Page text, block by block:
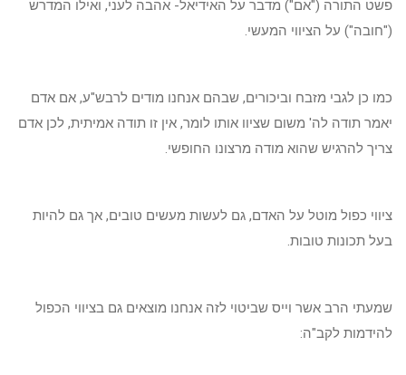
פשט התורה ("אם") מדבר על האידיאל- אהבה לעני, ואילו המדרש
("חובה") על הציווי המעשי.
כמו כן לגבי מזבח וביכורים, שבהם אנחנו מודים לרבש"ע, אם אדם
יאמר תודה לה' משום שציוו אותו לומר, אין זו תודה אמיתית, לכן אדם
צריך להרגיש שהוא מודה מרצונו החופשי.
ציווי כפול מוטל על האדם, גם לעשות מעשים טובים, אך גם להיות
בעל תכונות טובות.
שמעתי הרב אשר וייס שביטוי לזה אנחנו מוצאים גם בציווי הכפול
להידמות לקב"ה: